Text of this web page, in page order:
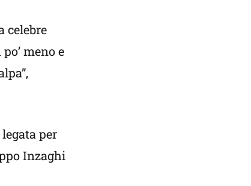
celebre
meno e
per
Inzaghi